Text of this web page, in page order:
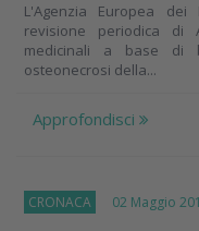
L'Agenzia Europea dei
revisione periodica di
medicinali a base di
osteonecrosi della...
Approfondisci
CRONACA 02 Maggio